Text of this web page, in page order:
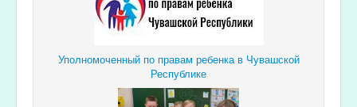
Уполномоченный по правам ребенка в Чувашской
Республике